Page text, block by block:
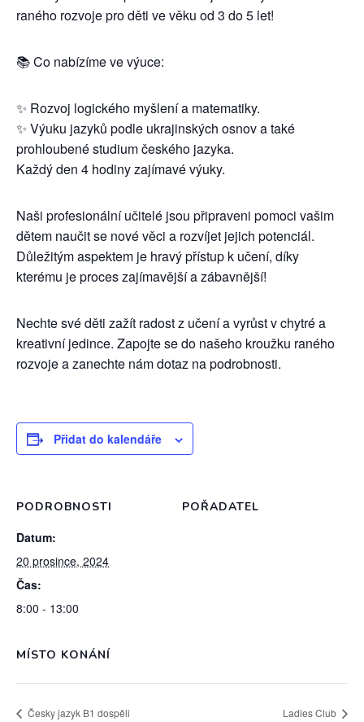
raného rozvoje pro děti ve věku od 3 do 5 let!
📚 Co nabízíme ve výuce:
✨ Rozvoj logického myšlení a matematiky.
✨ Výuku jazyků podle ukrajinských osnov a také
prohloubené studium českého jazyka.
Každý den 4 hodiny zajímavé výuky.
Naši profesionální učitelé jsou připraveni pomoci vašim
dětem naučit se nové věci a rozvíjet jejich potenciál.
Důležitým aspektem je hravý přístup k učení, díky
kterému je proces zajímavější a zábavnější!
Nechte své děti zažít radost z učení a vyrůst v chytré a
kreativní jedince. Zapojte se do našeho kroužku raného
rozvoje a zanechte nám dotaz na podrobnosti.
Přidat do kalendáře
PODROBNOSTI
Datum:
20 prosince, 2024
Čas:
8:00 - 13:00
POŘADATEL
MÍSTO KONÁNÍ
Česky jazyk В1 dospěli Ladies Club